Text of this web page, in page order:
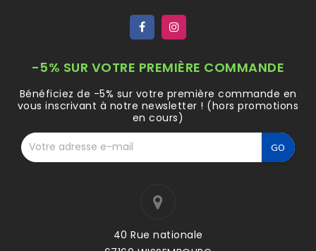
-5% SUR VOTRE PREMIÈRE COMMANDE
Bénéficiez de -5% sur votre première commande en
vous inscrivant à notre newsletter ! (hors promotions
en cours)
40 Rue nationale